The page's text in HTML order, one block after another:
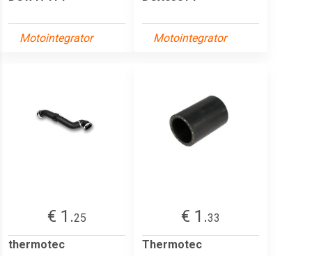
Motointegrator Motointegrator
€ 1.25
thermotec
€ 1.33
Thermotec